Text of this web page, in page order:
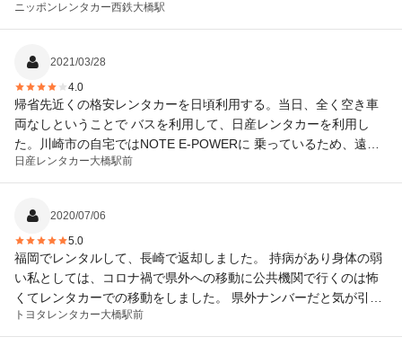
やすかったです。コンパクトな作りは小回りが利いて便利です
が、その分荷物置きが小さいので、キャンプのようなレジャーに
適でした。従業員の方もご接客も丁寧でスムーズ、楽しく談笑し
ている同行者もいました。帰りが２時間早まったことで、その分
料金をお返しいただくことも知らなかったので、ありがたかった
です。 予約、変更もしやすく、便利なので、また機会あれば利用
したいです。
ニッポンレンタカー西鉄大橋駅
2021/03/28
4.0
帰省先近くの格安レンタカーを日頃利用する。当日、全く空き車
両なしということで バスを利用して、日産レンタカーを利用し
た。川崎市の自宅ではNOTE E-POWERに 乗っているため、遠の
りには信頼できる車を利用しました。
日産レンタカー大橋駅前
2020/07/06
5.0
福岡でレンタルして、長崎で返却しました。 持病があり身体の弱
い私としては、コロナ禍で県外への移動に公共機関で行くのは怖
くてレンタカーでの移動をしました。 県外ナンバーだと気が引け
る思いがあったのですが、長崎ナンバーの車を用意して頂けてた
ので、私としてはありがたかったです。
トヨタレンタカー大橋駅前